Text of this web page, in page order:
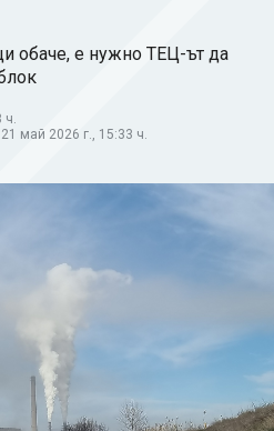
обаче, е нужно ТЕЦ-ът да
ч.
май 2026 г., 15:33 ч.